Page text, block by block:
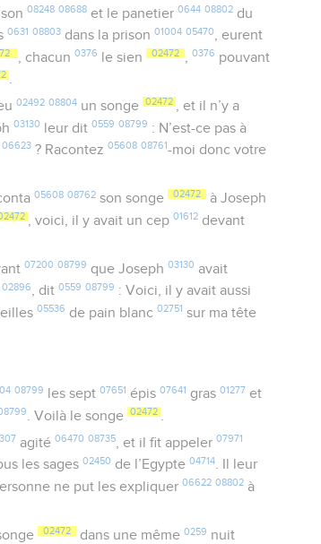
08248 08688et le panetier 0644 08802du
0631 08803 dans la prison01004 05470, eurent
, chacun0376 le sien 02472 ,0376 pouvant
02492 08804un songe 02472 , et il n’y a
03130 leur dit0559 08799 : N’est-ce pas à
06623 ? Racontez05608 08761 -moi donc votre
05608 08762son songe 02472 à Joseph
, voici, il y avait un cep01612 devant
07200 08799 que Joseph 03130 avait
02896, dit0559 08799 : Voici, il y avait aussi
05536 de pain blanc02751 sur ma tête
08799 les sept 07651 épis 07641 gras 01277 et
. Voilà le songe 02472
agité 06470 08735, et il fit appeler 07971
les sages02450 de l’Egypte04714. Il leur
ne put les expliquer06622 08802 à
02472 dans une même 0259 nuit